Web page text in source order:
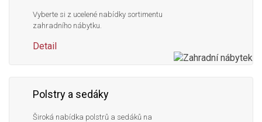
Vyberte si z ucelené nabídky sortimentu
zahradního nábytku.
Detail
Polstry a sedáky
Široká nabídka polstrů a sedáků na